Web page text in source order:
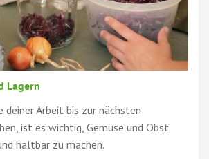
Lagern
deiner Arbeit bis zur nächsten
ist es wichtig, Gemüse und Obst
haltbar zu machen.